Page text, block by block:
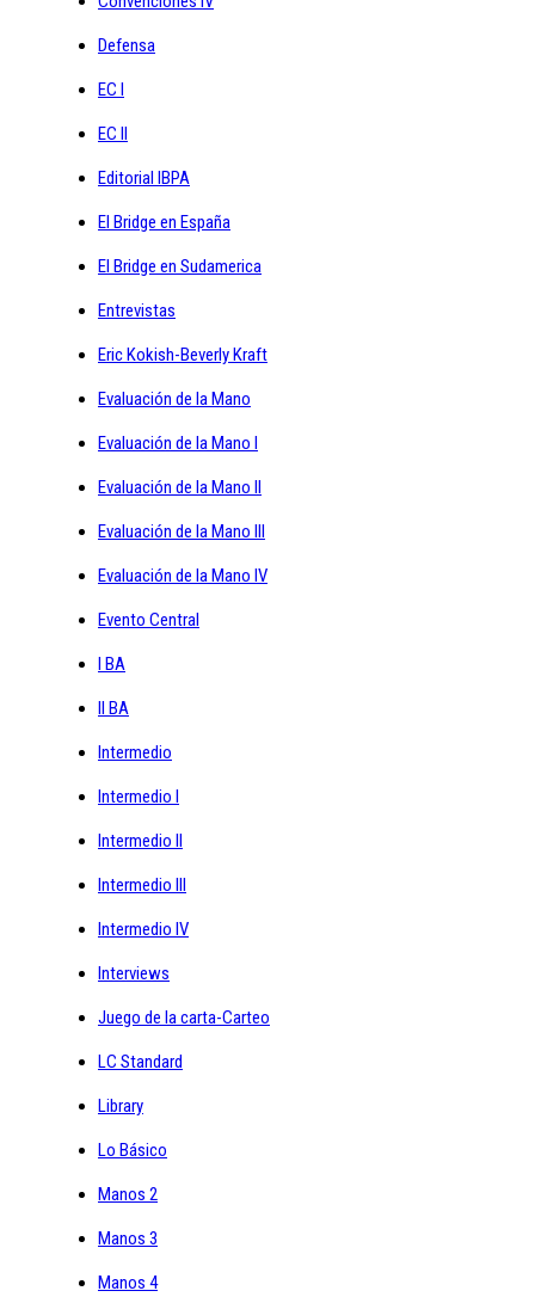
Defensa
EC I
EC II
Editorial IBPA
El Bridge en España
El Bridge en Sudamerica
Entrevistas
Eric Kokish-Beverly Kraft
Evaluación de la Mano
Evaluación de la Mano I
Evaluación de la Mano II
Evaluación de la Mano III
Evaluación de la Mano IV
Evento Central
I BA
II BA
Intermedio
Intermedio I
Intermedio II
Intermedio III
Intermedio IV
Interviews
Juego de la carta-Carteo
LC Standard
Library
Lo Básico
Manos 2
Manos 3
Manos 4